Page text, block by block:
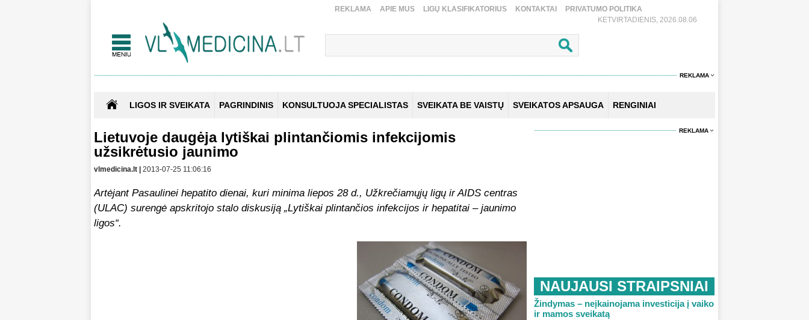
REKLAMA APIE MUS LIGŲ KLASIFIKATORIUS KONTAKTAI
PRIVATUMO POLITIKA
KETVIRTADIENIS, 2026.08.06
REKLAMA
LIGOS IR SVEIKATA PAGRINDINIS KONSULTUOJA SPECIALISTAS SVEIKATA BE VAISTŲ SVEIKATOS APSAUGA RENGINIAI
Lietuvoje daugėja lytiškai plintančiomis infekcijomis
užsikrėtusio jaunimo
vlmedicina.lt | 2013-07-25 11:06:16
Artėjant Pasaulinei hepatito dienai, kuri minima liepos 28 d., Užkrečiamųjų ligų ir AIDS centras
(ULAC) surengė apskritojo stalo diskusiją „Lytiškai plintančios infekcijos ir hepatitai – jaunimo
ligos“.
REKLAMA
NAUJAUSI STRAIPSNIAI
Žindymas – neįkainojama investicija į vaiko
ir mamos sveikatą